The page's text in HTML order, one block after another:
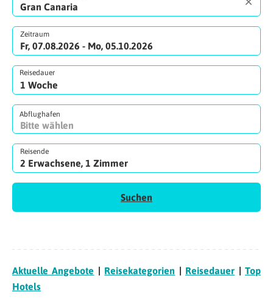
Zeitraum
Fr, 07.08.2026 - Mo, 05.10.2026
Reisedauer
Abflughafen
Reisende
2 Erwachsene, 1 Zimmer
Suchen
Aktuelle Angebote Reisekategorien Reisedauer |Top
Hotels